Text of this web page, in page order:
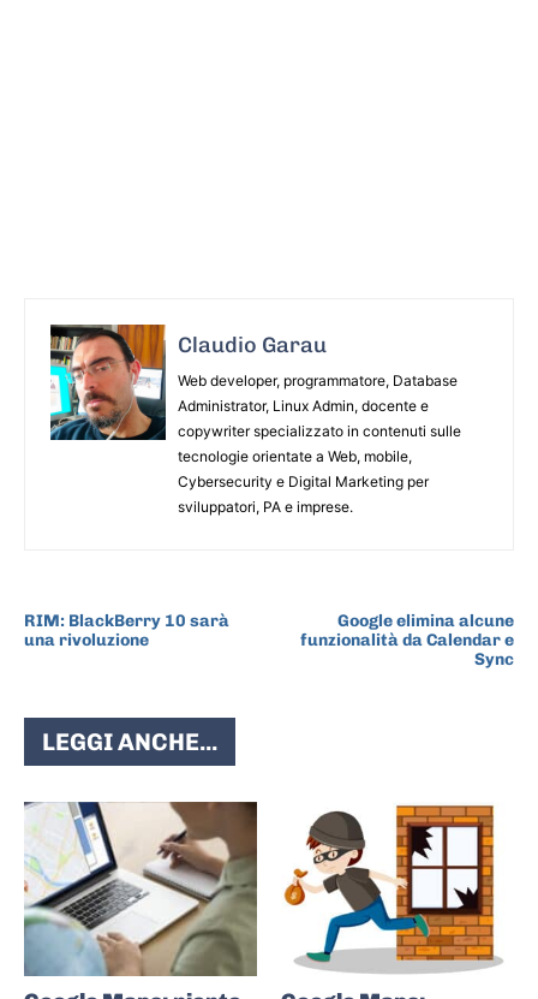
Claudio Garau
Web developer, programmatore, Database
Administrator, Linux Admin, docente e
copywriter specializzato in contenuti sulle
tecnologie orientate a Web, mobile,
Cybersecurity e Digital Marketing per
sviluppatori, PA e imprese.
RIM: BlackBerry 10 sarà
una rivoluzione
Google elimina alcune
funzionalità da Calendar e
Sync
LEGGI ANCHE...